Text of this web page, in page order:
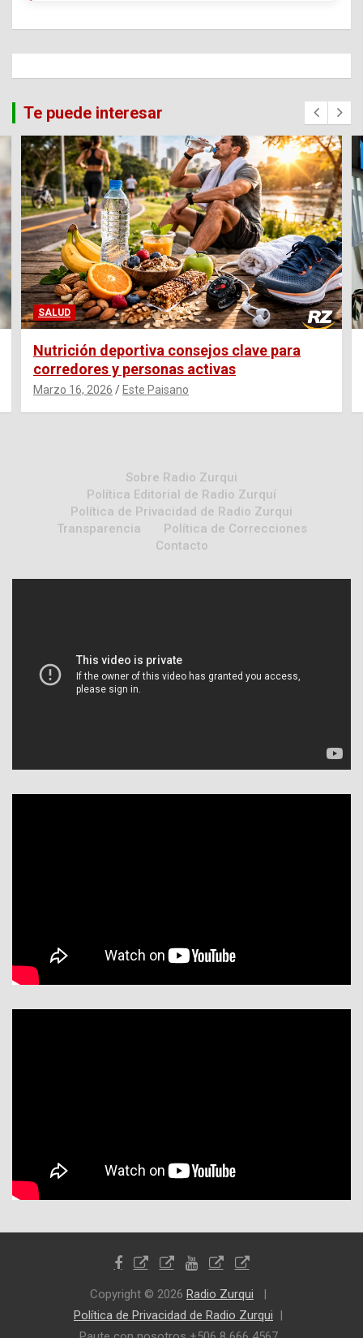
Te puede interesar
SALUD
Nutrición deportiva consejos clave para
corredores y personas activas
Marzo 16, 2026 Este Paisano
Sobre Radio Zurqui
Política Editorial de Radio Zurquí
Política de Privacidad de Radio Zurqui
Transparencia
Política de Correcciones
Contacto
Copyright © 2026 Radio Zurqui
Política de Privacidad de Radio Zurqui